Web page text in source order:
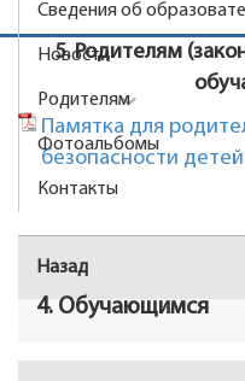
Сведения об
Новости
Родителям
Фотоальбомы
Контакты
5. Родителям
Памятка для
безопасности детей
Навигация
по
записям
Назад
4. Обучающимся